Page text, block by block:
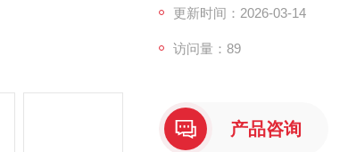
更新时间：2026-03-14
访问量：89
产品咨询